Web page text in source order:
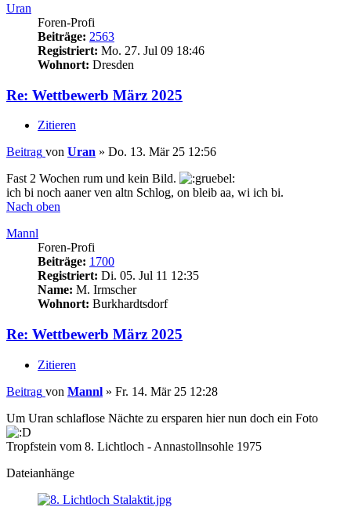
Uran
Foren-Profi
Beiträge: 2563
Registriert: Mo. 27. Jul 09 18:46
Wohnort: Dresden
Re: Wettbewerb März 2025
Zitieren
Beitrag von Uran » Do. 13. Mär 25 12:56
Fast 2 Wochen rum und kein Bild.
ich bi noch aaner ven altn Schlog, on bleib aa, wi ich bi.
Nach oben
Mannl
Foren-Profi
Beiträge: 1700
Registriert: Di. 05. Jul 11 12:35
Name: M. Irmscher
Wohnort: Burkhardtsdorf
Re: Wettbewerb März 2025
Zitieren
Beitrag von Mannl » Fr. 14. Mär 25 12:28
Um Uran schlaflose Nächte zu ersparen hier nun doch ein Foto
Tropfstein vom 8. Lichtloch - Annastollnsohle 1975
Dateianhänge